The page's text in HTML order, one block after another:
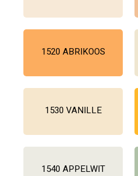
1520 ABRIKOOS
1530 VANILLE
1540 APPELWIT